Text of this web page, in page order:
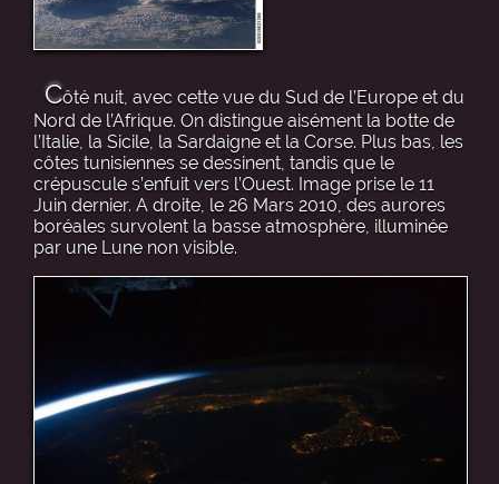
Côté nuit, avec cette vue du Sud de l’Europe et du
Nord de l’Afrique. On distingue aisément la botte de
l’Italie, la Sicile, la Sardaigne et la Corse. Plus bas, les
côtes tunisiennes se dessinent, tandis que le
crépuscule s’enfuit vers l’Ouest. Image prise le 11
Juin dernier. A droite, le 26 Mars 2010, des aurores
boréales survolent la basse atmosphère, illuminée
par une Lune non visible.